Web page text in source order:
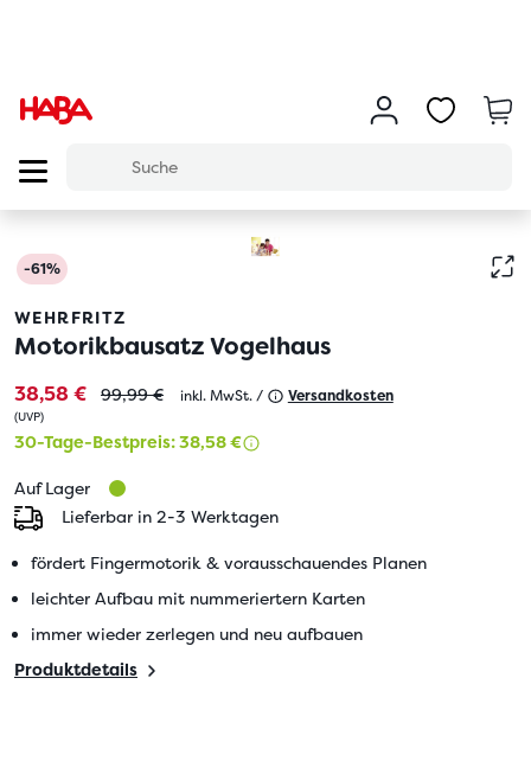
-61%
WEHRFRITZ
Motorikbausatz Vogelhaus
38,58 € 99,99 € inkl. MwSt. / Versandkosten
(UVP)
30-Tage-Bestpreis: 38,58 €
Auf Lager
Lieferbar in 2-3 Werktagen
fördert Fingermotorik & vorausschauendes Planen
leichter Aufbau mit nummeriertern Karten
immer wieder zerlegen und neu aufbauen
Produktdetails